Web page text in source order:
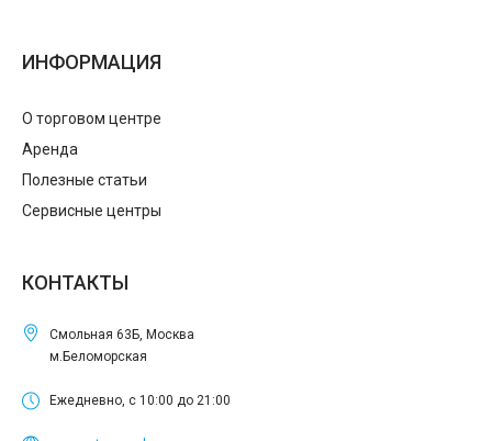
ИНФОРМАЦИЯ
О торговом центре
Аренда
Полезные статьи
Сервисные центры
КОНТАКТЫ
Смольная 63Б, Москва
м.Беломорская
Ежедневно, с 10:00 до 21:00